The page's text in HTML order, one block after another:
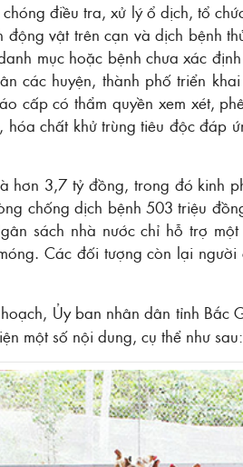
điều tra, xử lý ổ dịch, tổ
vật trên cạn và dịch bệnh
mục hoặc bệnh chưa xác
các huyện, thành phố triển
cấp có thẩm quyền xem xét,
chất khử trùng tiêu độc đáp
hơn 3,7 tỷ đồng, trong đó kinh
chống dịch bệnh 503 triệu
sách nhà nước chỉ hỗ trợ
Các đối tượng còn lại
Ủy ban nhân dân tỉnh Bắc
một số nội dung, cụ thể như sau: